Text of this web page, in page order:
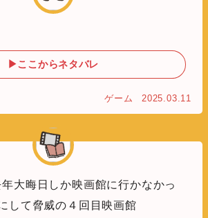
▶ここからネタバレ
ゲーム 2025.03.11
大晦日しか映画館に行かなかっ
して脅威の４回目映画館